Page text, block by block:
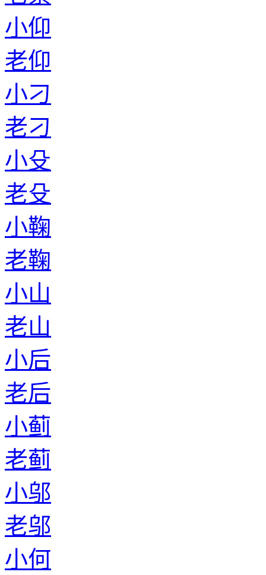
小仰
老仰
小刁
老刁
小殳
老殳
小鞠
老鞠
小山
老山
小后
老后
小蓟
老蓟
小邬
老邬
小何